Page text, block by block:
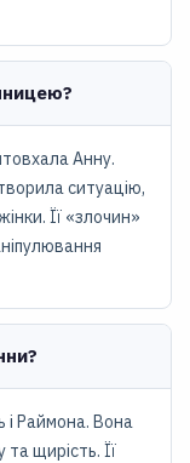
Анну.
ситуацію,
Її «злочин»
і Раймона. Вона
щирість. Її